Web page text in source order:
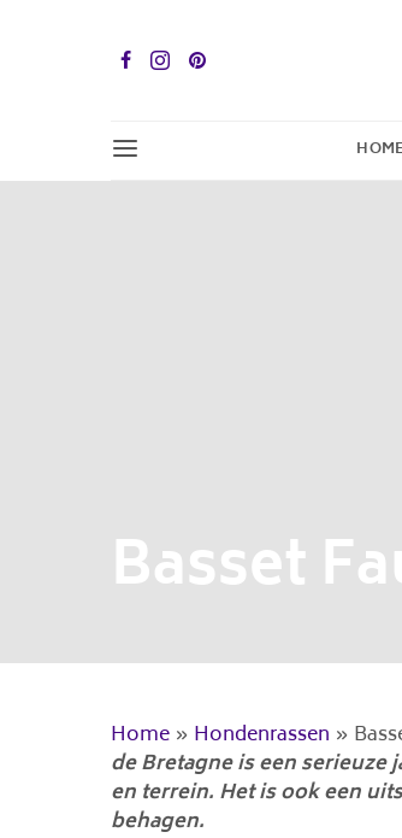
Basset
Home » Hondenrassen »
de Bretagne is een
en terrein. Het is ook een
behagen.